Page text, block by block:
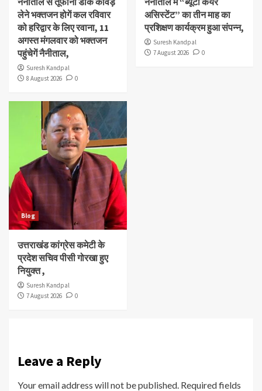
लेने भक्तजन होगें कल रविवार
को हरिद्वार के लिए रवाना, 11
अगस्त मंगलवार को भक्तजन
पहुंचेगें नैनीताल,
Suresh Kandpal
8 August 2026
0
असिस्टेंट” का तीन माह का
प्रशिक्षण कार्यक्रम हुआ संपन्न,
Suresh Kandpal
7 August 2026
0
Blog
उत्तराखंड कांग्रेस कमेटी के
प्रदेश सचिव पीसी गोरखा हुए
नियुक्त ,
Suresh Kandpal
7 August 2026
0
Leave a Reply
Your email address will not be published. Required fields